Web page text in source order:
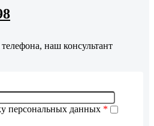
наш консультант
персональных данных *